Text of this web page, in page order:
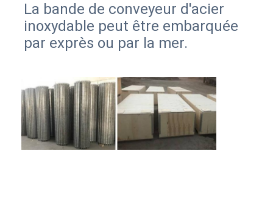
La bande de conveyeur d'acier
inoxydable peut être embarquée
par exprès ou par la mer.